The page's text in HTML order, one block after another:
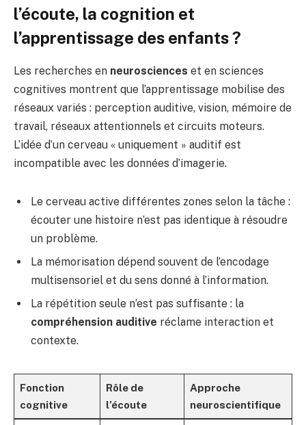
l’écoute, la cognition et
l’apprentissage des enfants ?
Les recherches en neurosciences et en sciences
cognitives montrent que l’apprentissage mobilise des
réseaux variés : perception auditive, vision, mémoire de
travail, réseaux attentionnels et circuits moteurs.
L’idée d’un cerveau « uniquement » auditif est
incompatible avec les données d’imagerie.
Le cerveau active différentes zones selon la tâche :
écouter une histoire n’est pas identique à résoudre
un problème.
La mémorisation dépend souvent de l’encodage
multisensoriel et du sens donné à l’information.
La répétition seule n’est pas suffisante : la
compréhension auditive réclame interaction et
contexte.
Fonction
cognitive
Rôle de
l’écoute
Approche
neuroscientifique